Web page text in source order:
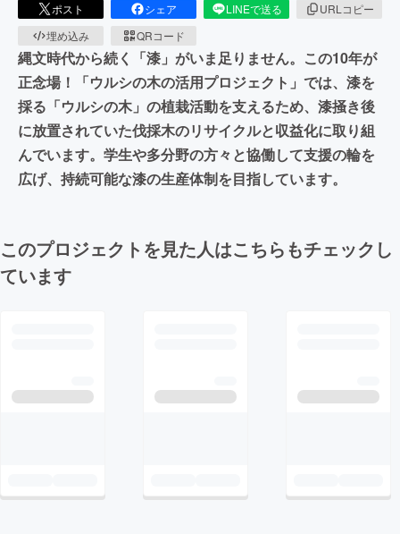
ポスト シェア LINEで送る
URLコピー
埋め込み
QRコード
縄文時代から続く「漆」がいま足りません。この10年が
正念場！「ウルシの木の活用プロジェクト」では、漆を
採る「ウルシの木」の植栽活動を支えるため、漆掻き後
に放置されていた伐採木のリサイクルと収益化に取り組
んでいます。学生や多分野の方々と協働して支援の輪を
広げ、持続可能な漆の生産体制を目指しています。
このプロジェクトを見た人はこちらもチェックし
ています